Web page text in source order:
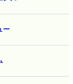
ー